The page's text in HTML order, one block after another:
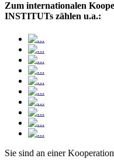
Zum internationalen
INSTITUTs zählen u.a.:
Sie sind an einer